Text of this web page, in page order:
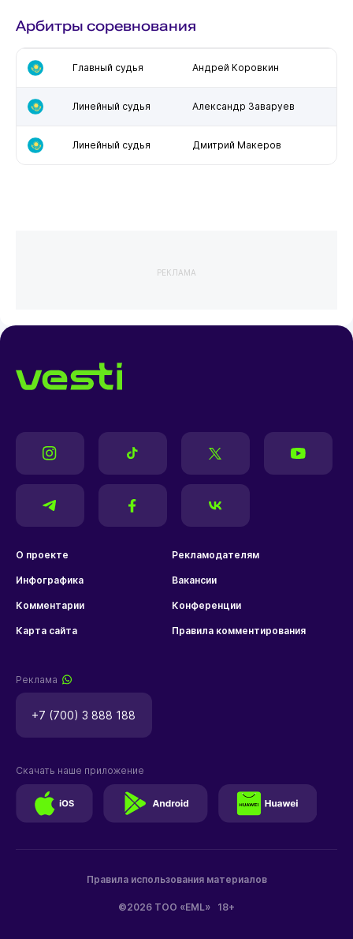
Арбитры соревнования
Главный судья Андрей Коровкин
Линейный судья Александр Заваруев
Линейный судья Дмитрий Макеров
РЕКЛАМА
О проекте Рекламодателям
Инфографика Вакансии
Комментарии Конференции
Карта сайта Правила комментирования
Реклама
+7 (700) 3 888 188
©2026 ТОО «EML» 18+
Правила использования материалов
Скачать наше приложение